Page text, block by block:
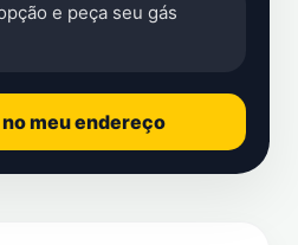
e peça seu gás
meu endereço